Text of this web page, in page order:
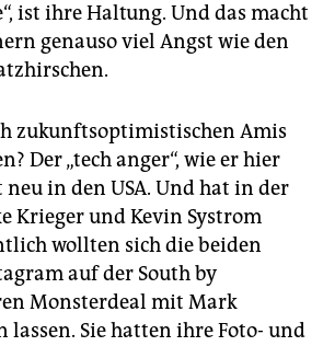
ist ihre Haltung. Und das macht
genauso viel Angst wie den
zukunfts­optimistischen Amis
Der „tech anger“, wie er hier
in den USA. Und hat in der
Krieger und Kevin Systrom
wollten sich die beiden
auf der South by
Monsterdeal mit Mark
lassen. Sie hatten ihre Foto- und